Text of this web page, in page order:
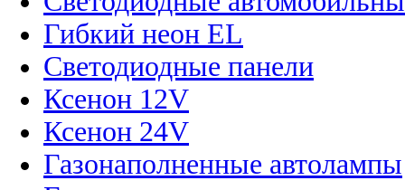
Гибкий неон EL
Светодиодные панели
Ксенон 12V
Ксенон 24V
Газонаполненные автолампы